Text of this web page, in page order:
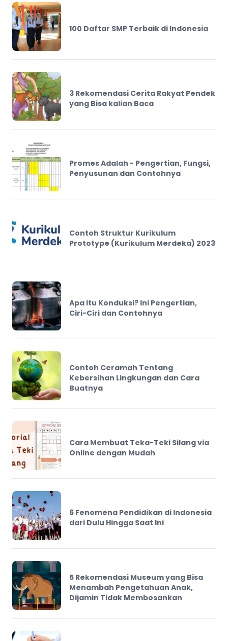
100 Daftar SMP Terbaik di Indonesia
3 Rekomendasi Cerita Rakyat Pendek
yang Bisa kalian Baca
Promes Adalah - Pengertian, Fungsi,
Penyusunan dan Contohnya
Contoh Struktur Kurikulum
Prototype (Kurikulum Merdeka) 2023
Apa Itu Konduksi? Ini Pengertian,
Ciri-Ciri dan Contohnya
Contoh Ceramah Tentang
Kebersihan Lingkungan dan Cara
Buatnya
Cara Membuat Teka-Teki Silang via
Online dengan Mudah
6 Fenomena Pendidikan di Indonesia
dari Dulu Hingga Saat Ini
5 Rekomendasi Museum yang Bisa
Menambah Pengetahuan Anak,
Dijamin Tidak Membosankan